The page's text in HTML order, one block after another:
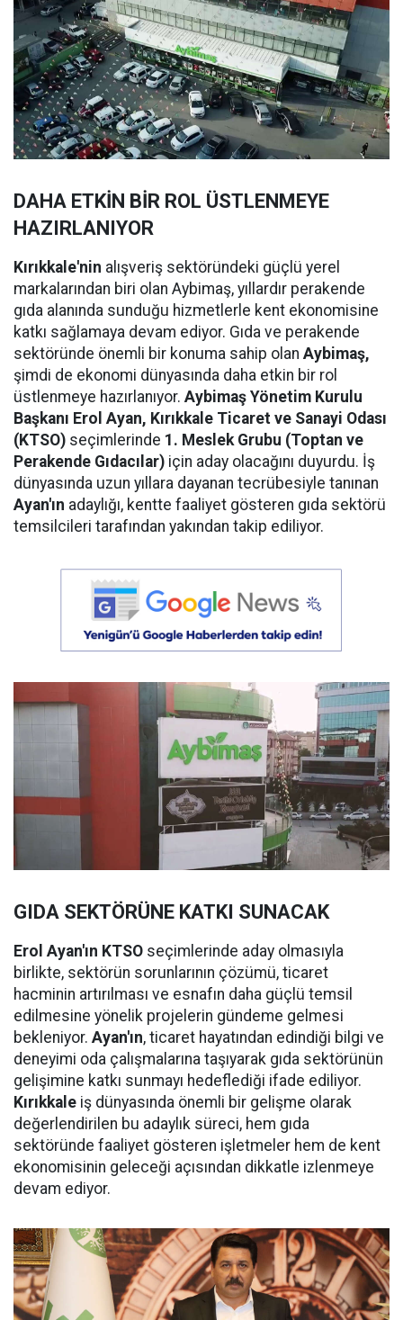
DAHA ETKİN BİR ROL ÜSTLENMEYE
HAZIRLANIYOR
Kırıkkale'nin alışveriş sektöründeki güçlü yerel
markalarından biri olan Aybimaş, yıllardır perakende
gıda alanında sunduğu hizmetlerle kent ekonomisine
katkı sağlamaya devam ediyor. Gıda ve perakende
sektöründe önemli bir konuma sahip olan Aybimaş,
şimdi de ekonomi dünyasında daha etkin bir rol
üstlenmeye hazırlanıyor. Aybimaş Yönetim Kurulu
Başkanı Erol Ayan, Kırıkkale Ticaret ve Sanayi Odası
(KTSO) seçimlerinde 1. Meslek Grubu (Toptan ve
Perakende Gıdacılar) için aday olacağını duyurdu. İş
dünyasında uzun yıllara dayanan tecrübesiyle tanınan
Ayan'ın adaylığı, kentte faaliyet gösteren gıda sektörü
temsilcileri tarafından yakından takip ediliyor.
GIDA SEKTÖRÜNE KATKI SUNACAK
Erol Ayan'ın KTSO seçimlerinde aday olmasıyla
birlikte, sektörün sorunlarının çözümü, ticaret
hacminin artırılması ve esnafın daha güçlü temsil
edilmesine yönelik projelerin gündeme gelmesi
bekleniyor. Ayan'ın, ticaret hayatından edindiği bilgi ve
deneyimi oda çalışmalarına taşıyarak gıda sektörünün
gelişimine katkı sunmayı hedeflediği ifade ediliyor.
Kırıkkale iş dünyasında önemli bir gelişme olarak
değerlendirilen bu adaylık süreci, hem gıda
sektöründe faaliyet gösteren işletmeler hem de kent
ekonomisinin geleceği açısından dikkatle izlenmeye
devam ediyor.